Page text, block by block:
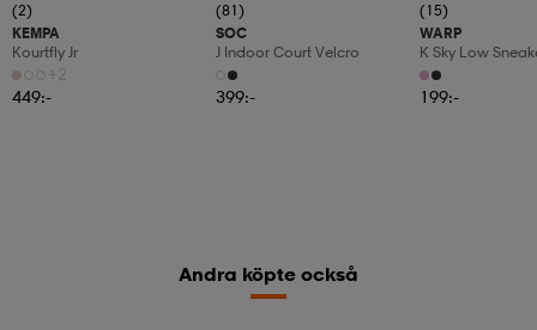
(2)
KEMPA
Kourtfly Jr
+2
449:-
(81)
SOC
J Indoor Court Velcro
399:-
(15)
WARP
K Sky Low
199:-
Andra köpte också